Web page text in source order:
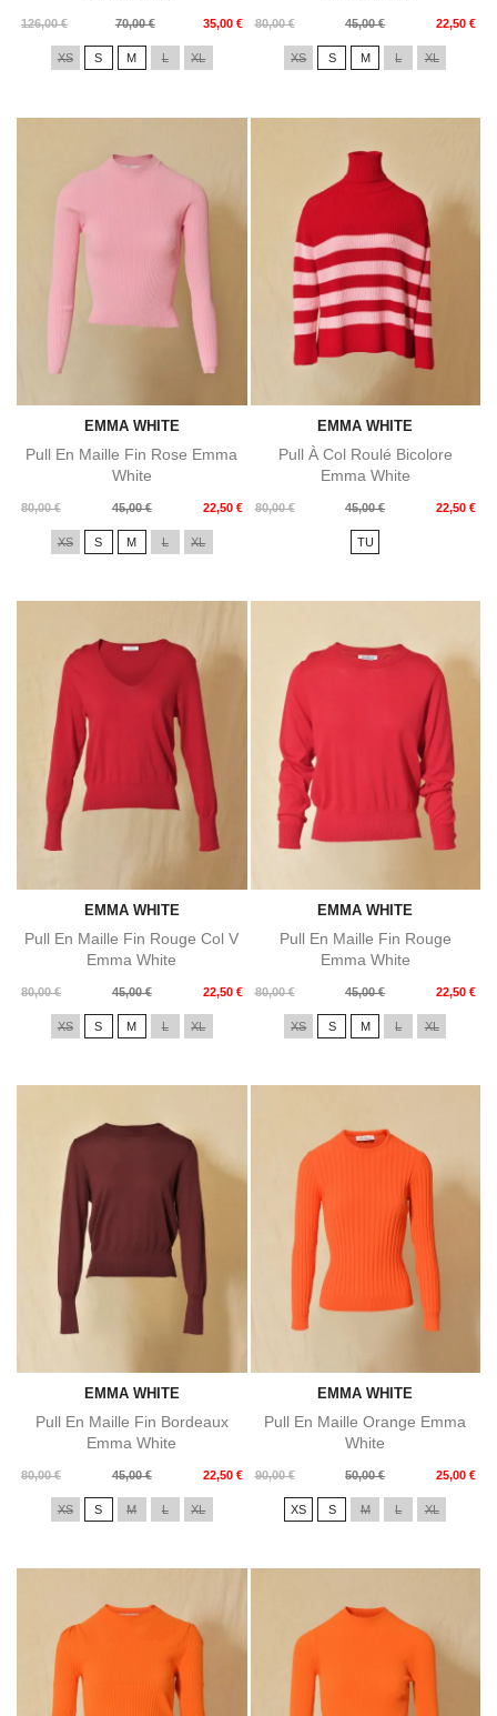
126,00 €
Prix
70,00 € 35,00 €
Prix
XS S M L XL
80,00 €
Prix
45,00 € 22,50 €
Prix
XS S M L XL
EMMA WHITE
Pull En Maille Fin Rose Emma
White
80,00 €
Prix
45,00 € 22,50 €
Prix
XS S M L XL
EMMA WHITE
Pull À Col Roulé Bicolore
Emma White
80,00 €
Prix
45,00 € 22,50 €
Prix
TU
EMMA WHITE
Pull En Maille Fin Rouge Col V
Emma White
80,00 €
Prix
45,00 € 22,50 €
Prix
XS S M L XL
EMMA WHITE
Pull En Maille Fin Rouge
Emma White
80,00 €
Prix
45,00 € 22,50 €
Prix
XS S M L XL
EMMA WHITE
Pull En Maille Fin Bordeaux
Emma White
80,00 €
Prix
45,00 € 22,50 €
Prix
XS S M L XL
EMMA WHITE
Pull En Maille Orange Emma
White
90,00 €
Prix
50,00 € 25,00 €
Prix
XS S M L XL